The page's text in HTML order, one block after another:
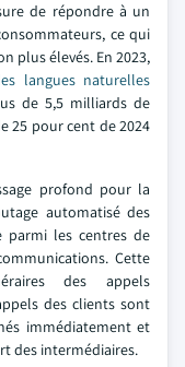
de répondre à un
ce qui
plus élevés. En 2023,
langues naturelles
de 5,5 milliards de
25 pour cent de 2024
profond pour la
automatisé des
parmi les centres de
Cette
des appels
des clients sont
immédiatement et
des intermédiaires.